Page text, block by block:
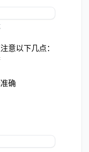
意以下几点：
确